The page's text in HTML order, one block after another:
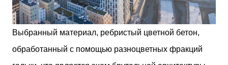
Выбранный материал, ребристый цветной бетон,
обработанный с помощью разноцветных фракций